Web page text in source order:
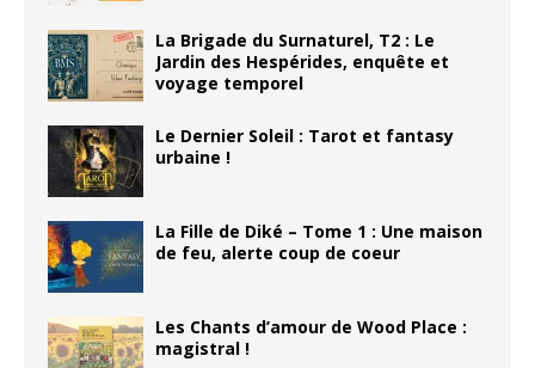
La Brigade du Surnaturel, T2 : Le
Jardin des Hespérides, enquête et
voyage temporel
Le Dernier Soleil : Tarot et fantasy
urbaine !
La Fille de Diké – Tome 1 : Une maison
de feu, alerte coup de coeur
Les Chants d’amour de Wood Place :
magistral !